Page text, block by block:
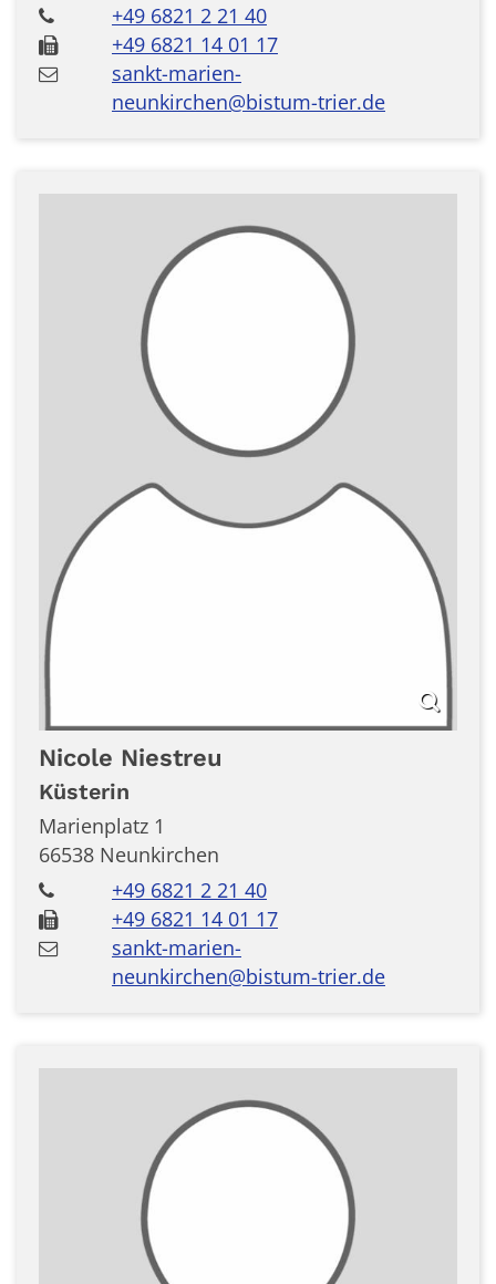
+49 6821 2 21 40
+49 6821 14 01 17
sankt-marien-
neunkirchen@bistum-trier.de
Nicole Niestreu
Küsterin
Marienplatz 1
66538 Neunkirchen
+49 6821 2 21 40
+49 6821 14 01 17
sankt-marien-
neunkirchen@bistum-trier.de